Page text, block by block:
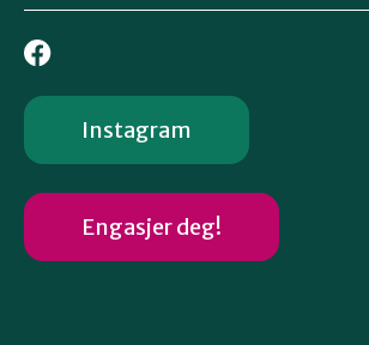
Instagram
Engasjer deg!